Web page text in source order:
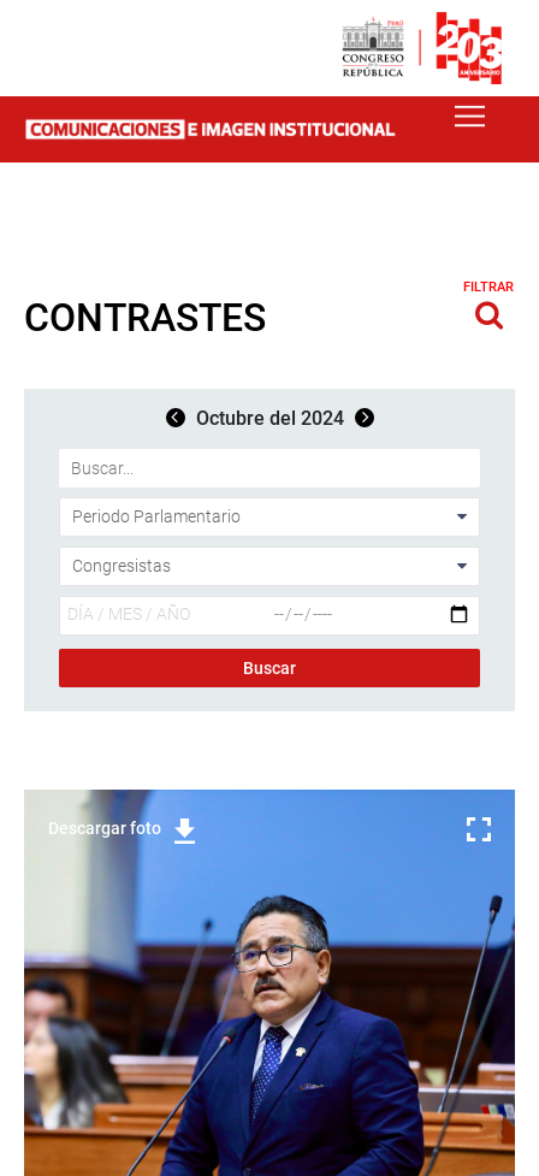
CONTRASTES
FILTRAR
Octubre del 2024
Descargar foto